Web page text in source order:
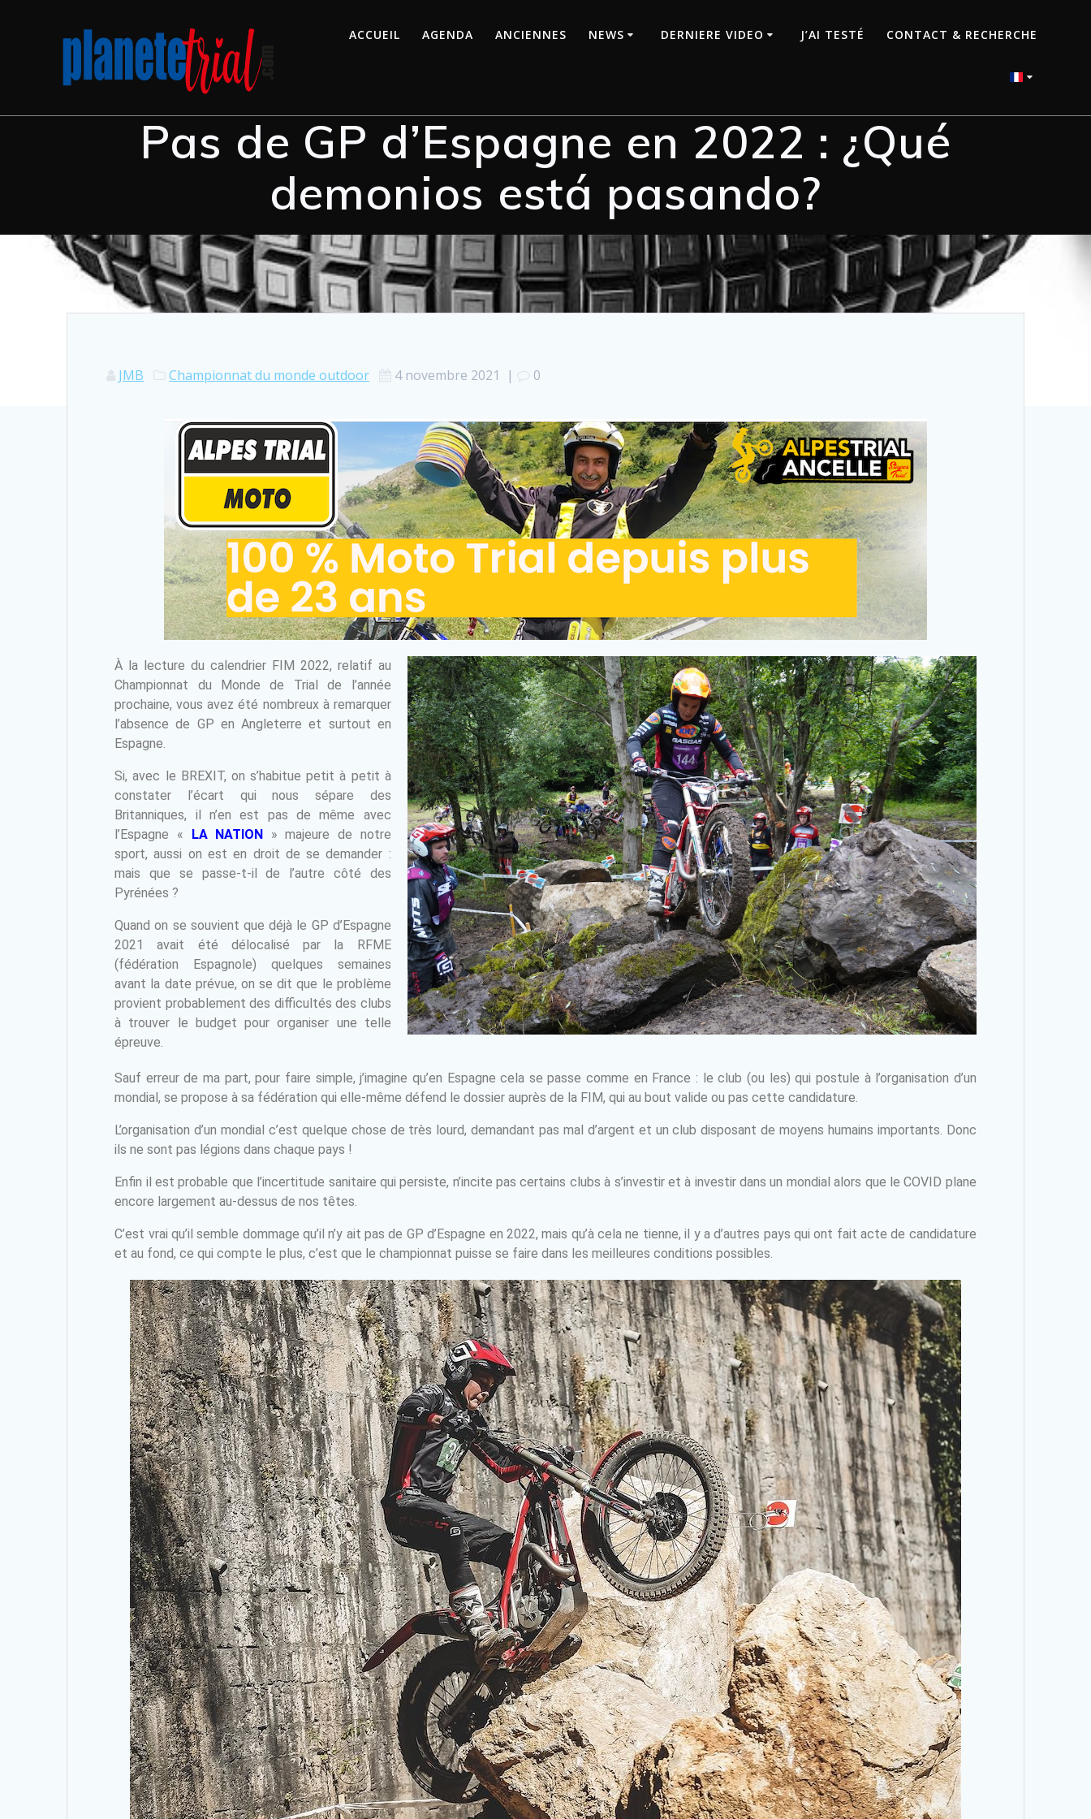
ACCUEIL AGENDA ANCIENNES NEWS DERNIERE VIDEO J’AI TESTÉ CONTACT & RECHERCHE
Pas de GP d’Espagne en 2022 : ¿Qué
demonios está pasando?
JMB Championnat du monde outdoor 4 novembre 2021 | 0
À la lecture du calendrier FIM 2022, relatif au
Championnat du Monde de Trial de l’année
prochaine, vous avez été nombreux à remarquer
l’absence de GP en Angleterre et surtout en
Espagne.
Si, avec le BREXIT, on s’habitue petit à petit à
constater l’écart qui nous sépare des
Britanniques, il n’en est pas de même avec
l’Espagne « LA NATION » majeure de notre
sport, aussi on est en droit de se demander :
mais que se passe-t-il de l’autre côté des
Pyrénées ?
Quand on se souvient que déjà le GP d’Espagne
2021 avait été délocalisé par la RFME
(fédération Espagnole) quelques semaines
avant la date prévue, on se dit que le problème
provient probablement des difficultés des clubs
à trouver le budget pour organiser une telle
épreuve.
Sauf erreur de ma part, pour faire simple, j’imagine qu’en Espagne cela se passe comme en France : le club (ou les) qui postule à l’organisation d’un
mondial, se propose à sa fédération qui elle-même défend le dossier auprès de la FIM, qui au bout valide ou pas cette candidature.
L’organisation d’un mondial c’est quelque chose de très lourd, demandant pas mal d’argent et un club disposant de moyens humains importants. Donc
ils ne sont pas légions dans chaque pays !
Enfin il est probable que l’incertitude sanitaire qui persiste, n’incite pas certains clubs à s’investir et à investir dans un mondial alors que le COVID plane
encore largement au-dessus de nos têtes.
C’est vrai qu’il semble dommage qu’il n’y ait pas de GP d’Espagne en 2022, mais qu’à cela ne tienne, il y a d’autres pays qui ont fait acte de candidature
et au fond, ce qui compte le plus, c’est que le championnat puisse se faire dans les meilleures conditions possibles.